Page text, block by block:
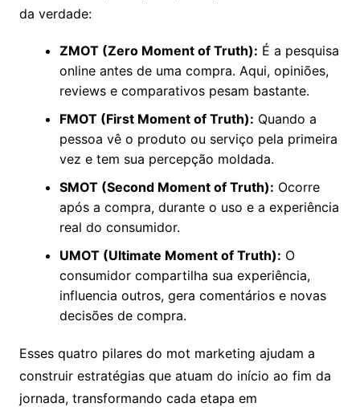
da verdade:
ZMOT (Zero Moment of Truth): É a pesquisa
online antes de uma compra. Aqui, opiniões,
reviews e comparativos pesam bastante.
FMOT (First Moment of Truth): Quando a
pessoa vê o produto ou serviço pela primeira
vez e tem sua percepção moldada.
SMOT (Second Moment of Truth): Ocorre
após a compra, durante o uso e a experiência
real do consumidor.
UMOT (Ultimate Moment of Truth): O
consumidor compartilha sua experiência,
influencia outros, gera comentários e novas
decisões de compra.
Esses quatro pilares do mot marketing ajudam a
construir estratégias que atuam do início ao fim da
jornada, transformando cada etapa em